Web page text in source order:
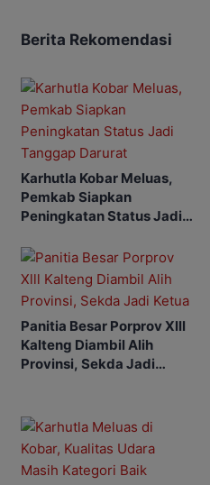
Berita Rekomendasi
Karhutla Kobar Meluas,
Pemkab Siapkan
Peningkatan Status Jadi
Panitia Besar Porprov Xlll
Kalteng Diambil Alih
Provinsi, Sekda Jadi